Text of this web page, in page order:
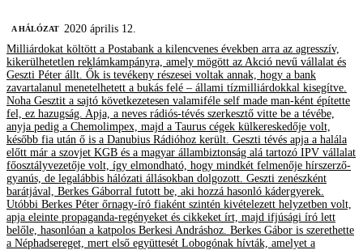
A HÁLÓZAT 2020 április 12.
Milliárdokat költött a Postabank a kilencvenes években arra az agresszív,
kikerülhetetlen reklámkampányra, amely mögött az Akció nevű vállalat és
Geszti Péter állt. Ők is tevékeny részesei voltak annak, hogy a bank
zavartalanul menetelhetett a bukás felé – állami tízmilliárdokkal kisegítve.
Noha Gesztit a sajtó következetesen valamiféle self made man-ként építette
fel, ez hazugság. Apja, a neves rádiós-tévés szerkesztő vitte be a tévébe,
anyja pedig a Chemolimpex, majd a Taurus cégek külkereskedője volt,
később fia után ő is a Danubius Rádióhoz került. Geszti tévés apja a halála
előtt már a szovjet KGB és a magyar állambiztonság alá tartozó IPV vállalat
főosztályvezetője volt, így elmondható, hogy mindkét felmenője hírszerző-
gyanús, de legalábbis hálózati állásokban dolgozott. Geszti zenészként
barátjával, Berkes Gáborral futott be, aki hozzá hasonló kádergyerek.
Utóbbi Berkes Péter őrnagy-író fiaként szintén kivételezett helyzetben volt,
apja eleinte propaganda-regényeket és cikkeket írt, majd ifjúsági író lett
belőle, hasonlóan a katpolos Berkesi Andráshoz. Berkes Gábor is szerethette
a Néphadsereget, mert első együttesét Lobogónak hívták, amelyet a